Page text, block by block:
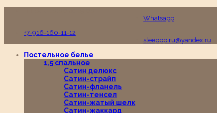
Whatsapp
+7-916-160-11-12
sleeppp.ru@yandex.ru
Постельное белье
1,5 спальное
Сатин делюкс
Сатин-страйп
Сатин-фланель
Сатин-тенсел
Сатин-жатый шелк
Сатин-жаккард